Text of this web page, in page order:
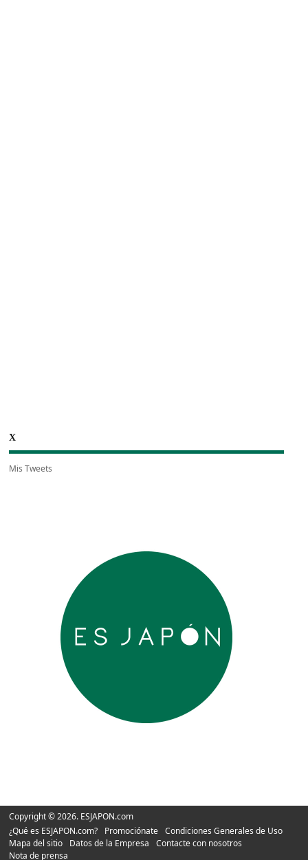
X
Mis Tweets
Copyright © 2026. ESJAPON.com
¿Qué es ESJAPON.com?
Promociónate
Condiciones Generales de Uso
Mapa del sitio
Datos de la Empresa
Contacte con nosotros
Nota de prensa